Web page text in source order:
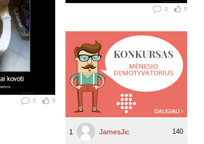
0 9
0 0
1 JamesJic 140